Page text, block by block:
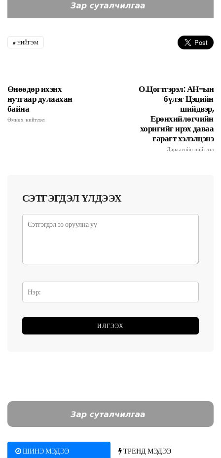
НИЙГЭМ
Өнөөдөр ихэнх
нутгаар дулаахан
байна
Өмнөх нийтлэл
О.Цогтгэрэл: АН-ын
бүлэг Цэцийн
шийдвэр,
Ерөнхийлөгчийн
хоригийг ирэх даваа
гарагт хэлэлцэнэ
Дараагийн нийтлэл
СЭТГЭГДЭЛ ҮЛДЭЭХ
ШИНЭ МЭДЭЭ ТРЕНД МЭДЭЭ